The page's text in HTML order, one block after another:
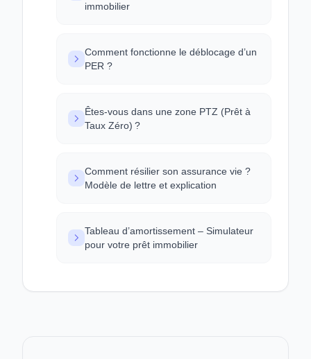
immobilier
Comment fonctionne le déblocage d’un
PER ?
Êtes-vous dans une zone PTZ (Prêt à
Taux Zéro) ?
Comment résilier son assurance vie ?
Modèle de lettre et explication
Tableau d’amortissement – Simulateur
pour votre prêt immobilier